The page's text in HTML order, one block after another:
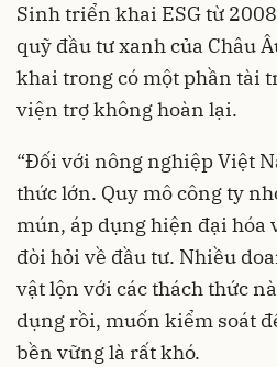
Sinh triển khai ESG từ
quỹ đầu tư xanh của Châu
khai trong có một phần tài
viện trợ không hoàn lại.
“Đối với nông nghiệp Việt
thức lớn. Quy mô công ty
mún, áp dụng hiện đại hóa
đòi hỏi về đầu tư. Nhiều
vật lộn với các thách thức
dụng rồi, muốn kiểm soát
bền vững là rất khó.